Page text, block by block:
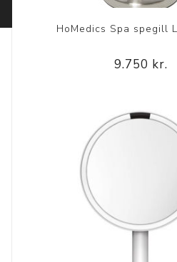
HoMedics Spa spegill
9.750 kr.